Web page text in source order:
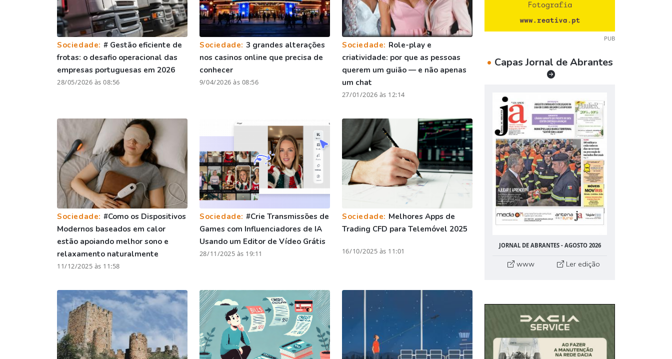
Sociedade: # Gestão eficiente de
frotas: o desafio operacional das
empresas portuguesas em 2026
28/05/2026 às 08:56
Sociedade: 3 grandes alterações
nos casinos online que precisa de
conhecer
9/04/2026 às 08:56
Sociedade: Role-play e
criatividade: por que as pessoas
querem um guião — e não apenas
um chat
27/01/2026 às 12:14
Sociedade: #Como os Dispositivos
Modernos baseados em calor
estão apoiando melhor sono e
relaxamento naturalmente
11/12/2025 às 11:58
Sociedade: #Crie Transmissões de
Games com Influenciadores de IA
Usando um Editor de Vídeo Grátis
28/11/2025 às 19:11
Sociedade: Melhores Apps de
Trading CFD para Telemóvel 2025
16/10/2025 às 11:01
PUB
• Capas Jornal de Abrantes
JORNAL DE ABRANTES - AGOSTO 2026
www Ler edição